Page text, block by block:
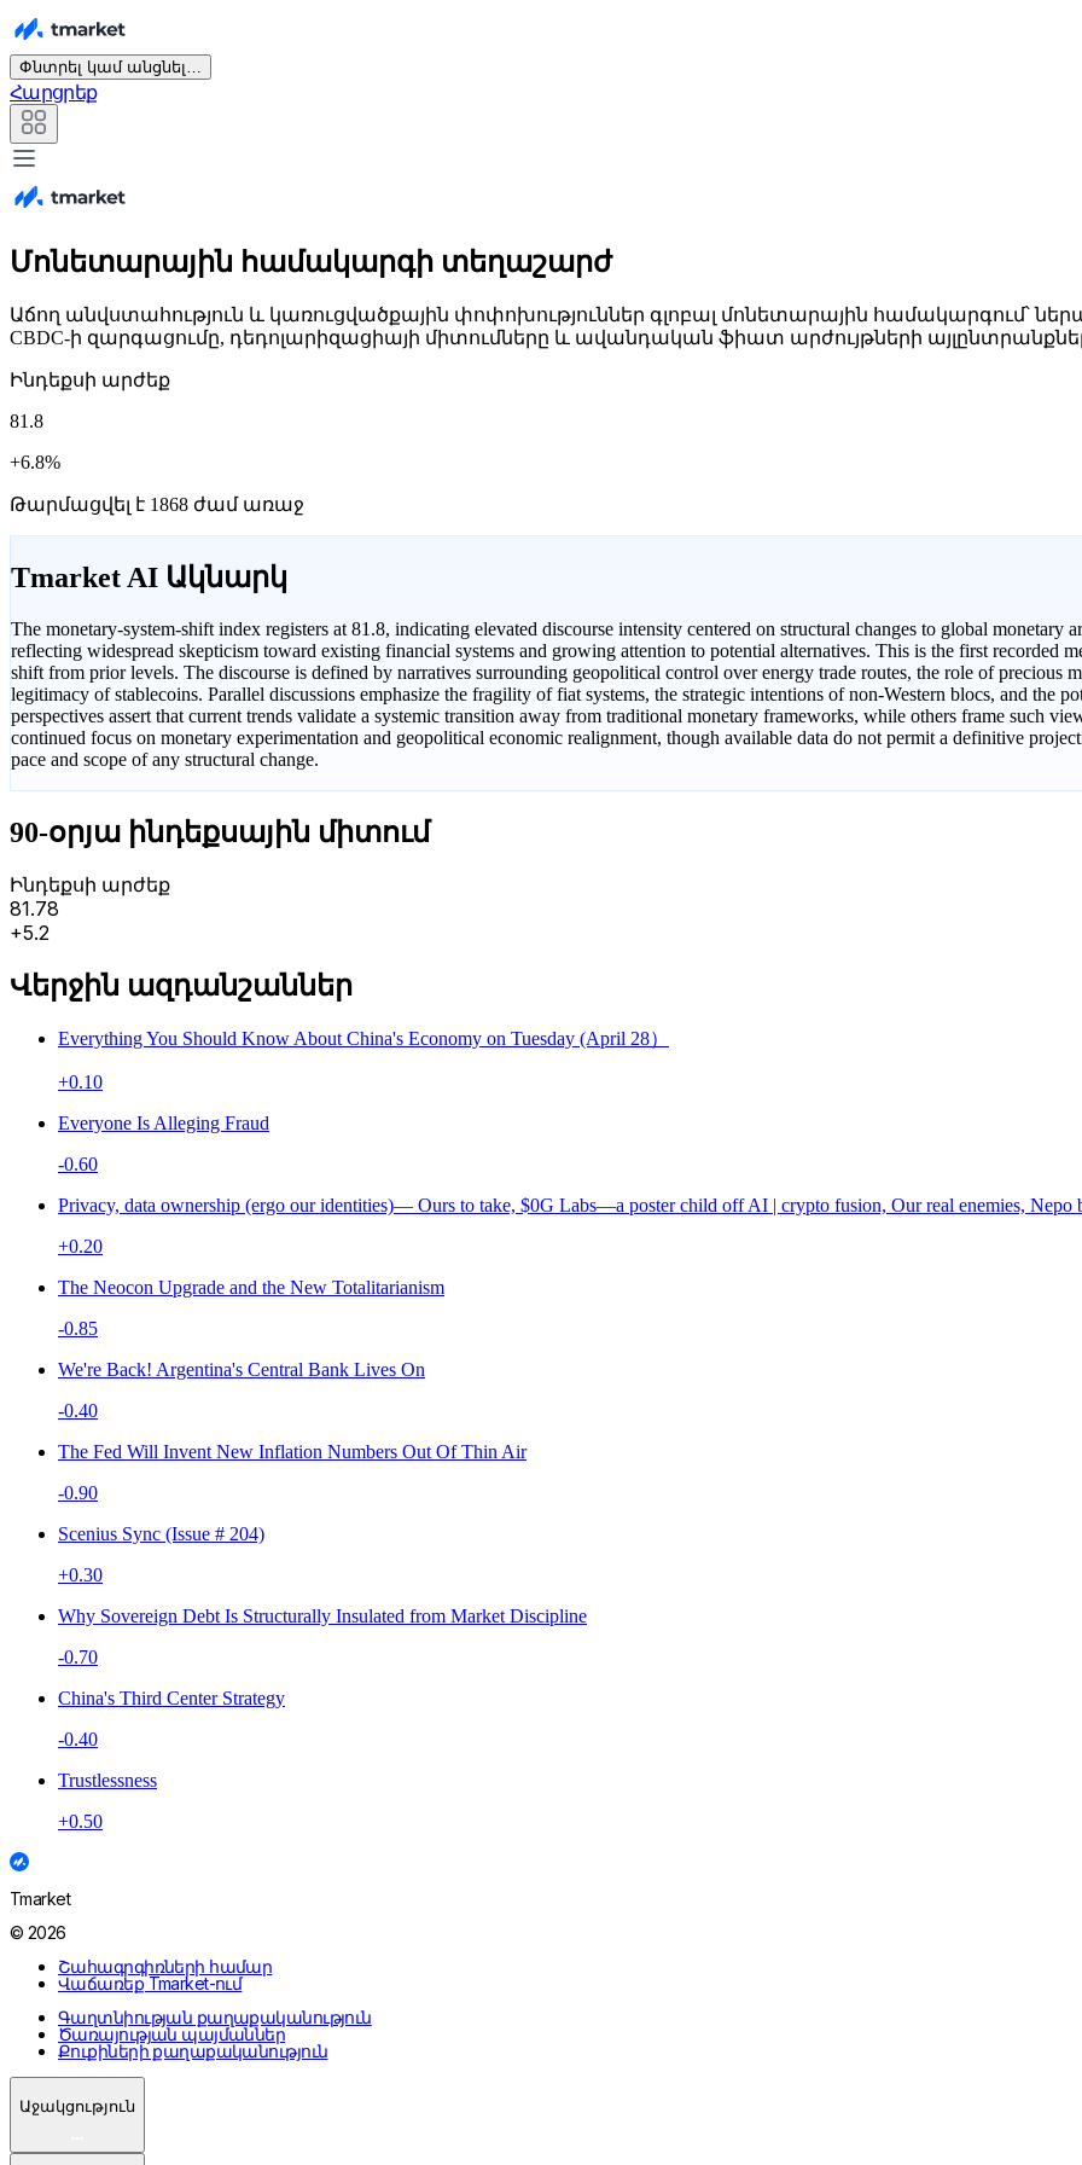
Փնտրել կամ անցնել…
Հարցրեք
Մոնետարային համակարգի տեղաշարժ
Աճող անվստահություն և կառուցվածքային փոփոխություններ գլոբալ մոնետարային համակարգում՝
CBDC-ի զարգացումը, դեդոլարիզացիայի միտումները և ավանդական ֆիատ արժույթների
Ինդեքսի արժեք
81.8
+6.8%
Թարմացվել է 1868 ժամ առաջ
Tmarket AI Ակնարկ
The monetary-system-shift index registers at 81.8, indicating elevated discourse intensity centered on structural changes to global monetary
reflecting widespread skepticism toward existing financial systems and growing attention to potential alternatives. This is the first recorded
shift from prior levels. The discourse is defined by narratives surrounding geopolitical control over energy trade routes, the role of precious
legitimacy of stablecoins. Parallel discussions emphasize the fragility of fiat systems, the strategic intentions of non-Western blocs, and the
perspectives assert that current trends validate a systemic transition away from traditional monetary frameworks, while others frame such
continued focus on monetary experimentation and geopolitical economic realignment, though available data do not permit a definitive
pace and scope of any structural change.
90-օրյա ինդեքսային միտում
Ինդեքսի արժեք
81.78
+5.2
Վերջին ազդանշաններ
Everything You Should Know About China's Economy on Tuesday (April 28）
+0.10
Everyone Is Alleging Fraud
-0.60
Privacy, data ownership (ergo our identities)— Ours to take, $0G Labs—a poster child off AI | crypto fusion, Our real enemies, Nepo
+0.20
The Neocon Upgrade and the New Totalitarianism
-0.85
We're Back! Argentina's Central Bank Lives On
-0.40
The Fed Will Invent New Inflation Numbers Out Of Thin Air
-0.90
Scenius Sync (Issue # 204)
+0.30
Why Sovereign Debt Is Structurally Insulated from Market Discipline
-0.70
China's Third Center Strategy
-0.40
Trustlessness
+0.50
Tmarket
© 2026
Շահագրգիռների համար
Վաճառեք Tmarket-ում
Գաղտնիության քաղաքականություն
Ծառայության պայմաններ
Քուքիների քաղաքականություն
Աջակցություն